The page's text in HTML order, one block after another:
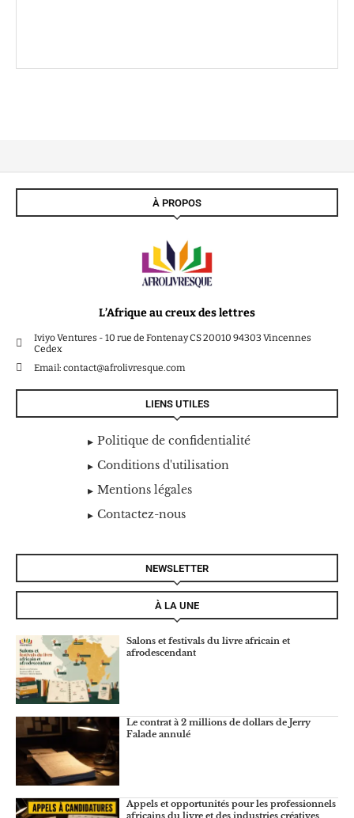
À PROPOS
L’Afrique au creux des lettres
Iviyo Ventures - 10 rue de Fontenay CS 20010 94303 Vincennes
Cedex
Email: contact@afrolivresque.com
LIENS UTILES
Politique de confidentialité
Conditions d'utilisation
Mentions légales
Contactez-nous
NEWSLETTER
À LA UNE
Salons et festivals du livre africain et
afrodescendant
Le contrat à 2 millions de dollars de Jerry
Falade annulé
Appels et opportunités pour les professionnels
africains du livre et des industries créatives